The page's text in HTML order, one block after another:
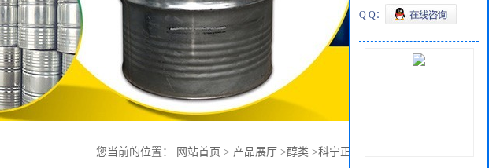
您当前的位置： 网站首页 > 产品展厅 >醇类 >科宁正辛醇 GGC正辛醇
Q Q：